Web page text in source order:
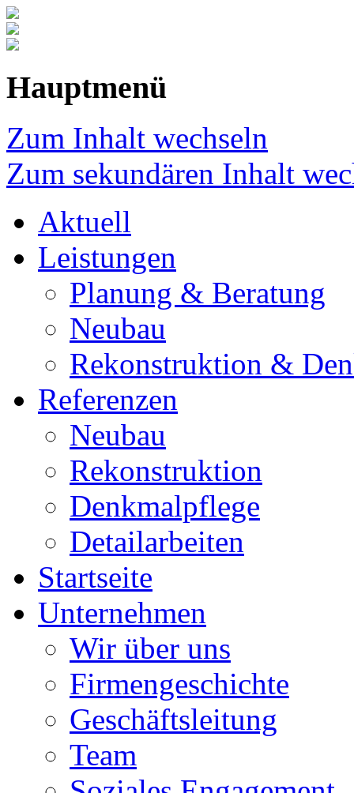
Hauptmenü
Zum Inhalt wechseln
Zum sekundären Inhalt
Aktuell
Leistungen
Planung & Beratung
Neubau
Rekonstruktion &
Referenzen
Neubau
Rekonstruktion
Denkmalpflege
Detailarbeiten
Startseite
Unternehmen
Wir über uns
Firmengeschichte
Geschäftsleitung
Team